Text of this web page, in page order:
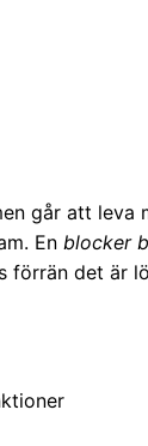
går att leva
En blocker
förrän det är